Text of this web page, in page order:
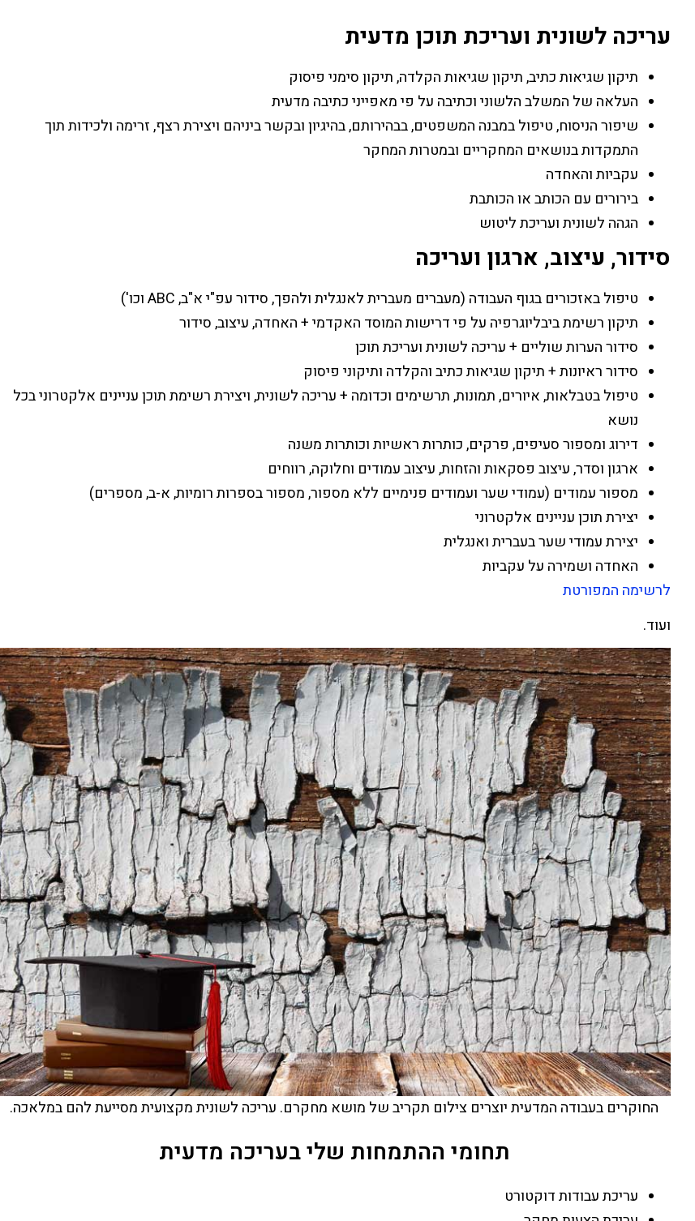
עריכה לשונית ועריכת תוכן מדעית
תיקון שגיאות כתיב, תיקון שגיאות הקלדה, תיקון סימני פיסוק
העלאה של המשלב הלשוני וכתיבה על פי מאפייני כתיבה מדעית
שיפור הניסוח, טיפול במבנה המשפטים, בבהירותם, בהיגיון ובקשר ביניהם ויצירת רצף, זרימה ולכידותתוך
התמקדות בנושאים המחקריים ובמטרות המחקר
עקביות והאחדה
בירורים עם הכותב או הכותבת
הגהה לשונית ועריכת ליטוש
סידור, עיצוב, ארגון ועריכה
טיפול באזכורים בגוף העבודה (מעברים מעברית לאנגלית ולהפך, סידור עפ"י א"ב, ABC וכו')
תיקון רשימת ביבליוגרפיה על פי דרישות המוסד האקדמי + האחדה, עיצוב, סידור
סידור הערות שוליים + עריכה לשונית ועריכת תוכן
סידור ראיונות + תיקון שגיאות כתיב והקלדה ותיקוני פיסוק
טיפול בטבלאות, איורים, תמונות, תרשימים וכדומה + עריכה לשונית, ויצירת רשימת תוכן עניינים אלקטרוני בכל
נושא
דירוג ומספור סעיפים, פרקים, כותרות ראשיות וכותרות משנה
ארגון וסדר, עיצוב פסקאות והזחות, עיצוב עמודים וחלוקה, רווחים
מספור עמודים (עמודי שער ועמודים פנימיים ללא מספור, מספור בספרות רומיות, א-ב, מספרים)
יצירת תוכן עניינים אלקטרוני
יצירת עמודי שער בעברית ואנגלית
האחדה ושמירה על עקביות
לרשימה המפורטת
ועוד.
החוקרים בעבודה המדעית יוצרים צילום תקריב של מושא מחקרם. עריכה לשונית מקצועית מסייעת להם במלאכה.
תחומי ההתמחות שלי בעריכה מדעית
עריכת עבודות דוקטורט